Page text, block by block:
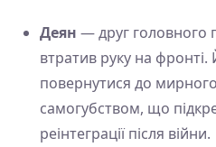
Деян — друг головного
втратив руку на
повернутися до
самогубством, що
реінтеграції після війни.